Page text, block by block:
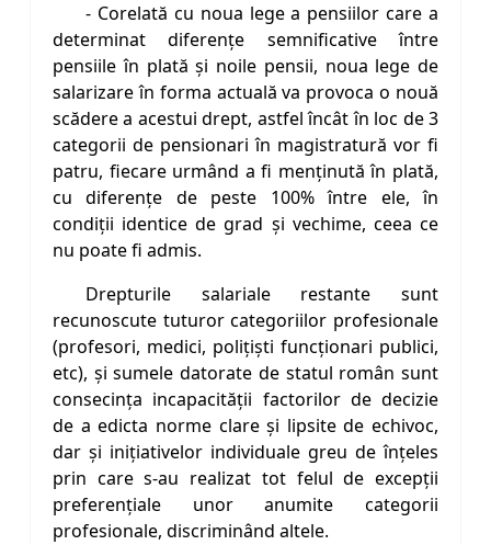
- Corelată cu noua lege a pensiilor care a
determinat diferenţe semnificative între
pensiile în plată şi noile pensii, noua lege de
salarizare în forma actuală va provoca o nouă
scădere a acestui drept, astfel încât în loc de 3
categorii de pensionari în magistratură vor fi
patru, fiecare urmând a fi menţinută în plată,
cu diferenţe de peste 100% între ele, în
condiţii identice de grad şi vechime, ceea ce
nu poate fi admis.
Drepturile salariale restante sunt
recunoscute tuturor categoriilor profesionale
(profesori, medici, poliţişti funcţionari publici,
etc), şi sumele datorate de statul român sunt
consecinţa incapacităţii factorilor de decizie
de a edicta norme clare şi lipsite de echivoc,
dar şi iniţiativelor individuale greu de înţeles
prin care s-au realizat tot felul de excepţii
preferenţiale unor anumite categorii
profesionale, discriminând altele.